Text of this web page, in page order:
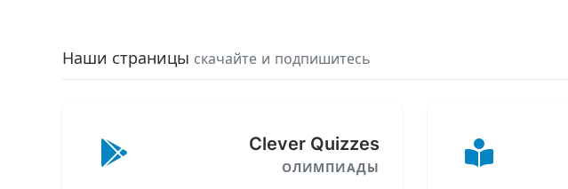
Наши страницы скачайте и подпишитесь
Clever Quizzes
ОЛИМПИАДЫ